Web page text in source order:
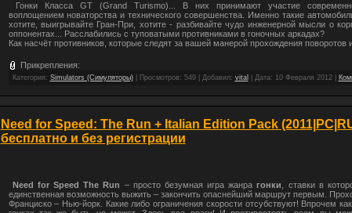
Гонки Класса GT (Grand Turismo)... В них принимают участие
воплощением новаторства и технического совершенства. Именно такие
хотите, выигрывайте Гран-При, хотите - разбивайте чудо инженерной мысли о
оппонентах... Расслабились с туповатыми противниками в гоночных аркадах?
Как насчёт противников, которые следят за вашей манерой прохождения поворотов
Прикрепления:
Категория: Simulators (Симуляторы)| Просмотров: 549 | Добавил: vital | Дата: 10 Февраля 2012|
Need for Speed: The Run + Italian Edition Pack
бесплатно и без регистрации
Need for Speed The Run – просто безумная игра жанрагонки, ставки в
единственная возможность выжить – закончить опаснейший маршрут первым.
Франциско – Нью-йорк. Какие либо ограничения скорости отсубствуют! Впрочем